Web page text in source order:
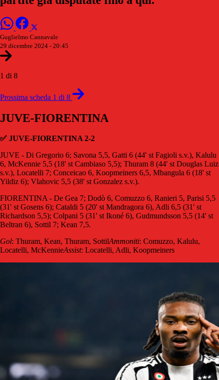
Guglielmo Cannavale
29 dicembre 2024 - 20:45
1 di 8
Prossima scheda 1 di 8
JUVE-FIORENTINA
✅ JUVE-FIORENTINA 2-2
JUVE - Di Gregorio 6; Savona 5,5, Gatti 6 (44' st Fagioli s.v.), Kalulu
6, McKennie 5,5 (18' st Cambiaso 5,5); Thuram 8 (44' st Douglas Luiz
s.v.), Locatelli 7; Conceicao 6, Koopmeiners 6,5, Mbangula 6 (18' st
Yildiz 6); Vlahovic 5,5 (38' st Gonzalez s.v.).
FIORENTINA - De Gea 7; Dodò 6, Comuzzo 6, Ranieri 5, Parisi 5,5
(31' st Gosens 6); Cataldi 5 (20' st Mandragora 6), Adli 6,5 (31' st
Richardson 5,5); Colpani 5 (31' st Ikoné 6), Gudmundsson 5,5 (14' st
Beltran 6), Sottil 7; Kean 7,5.
Gol: Thuram, Kean, Thuram, SottilAmmoniti: Comuzzo, Kalulu,
Locatelli, McKennieAssist: Locatelli, Adli, Koopmeiners